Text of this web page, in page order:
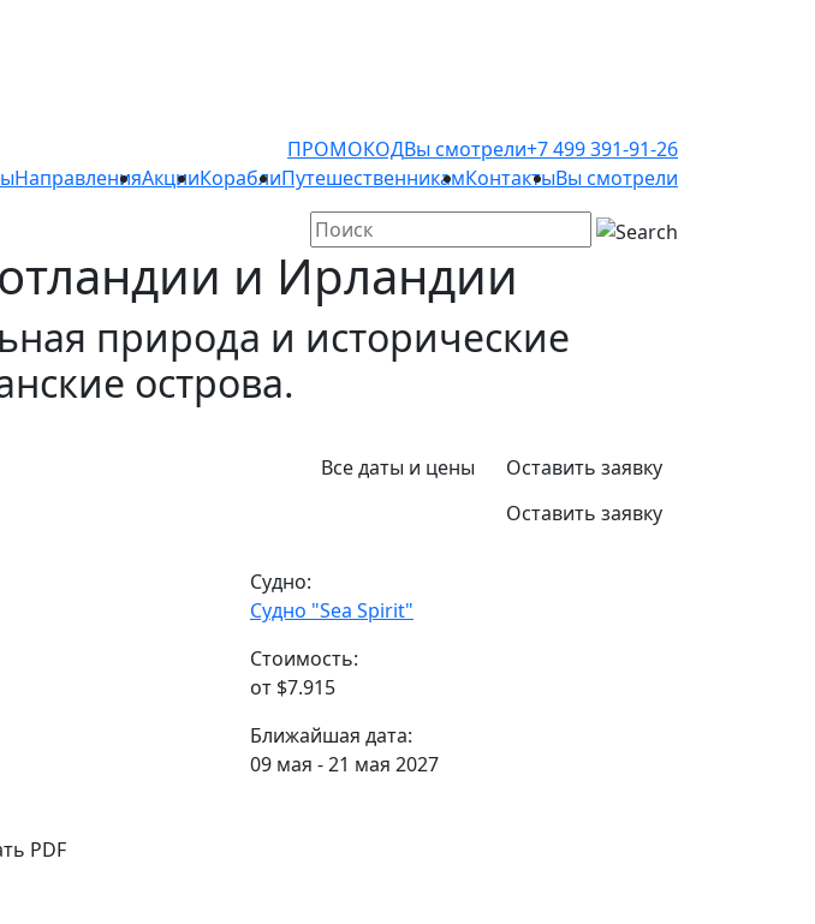
ПРОМОКОДВы смотрели+7 499 391-91-26
НаправленияАкцииКораблиПутешественникамКонтактыВы смотрели
и Ирландии
природа и исторические
острова.
Все даты и цены
Оставить заявку
Оставить заявку
Судно:
Cудно "Sea Spirit"
Стоимость:
от $7.915
Ближайшая дата:
09 мая - 21 мая 2027
PDF